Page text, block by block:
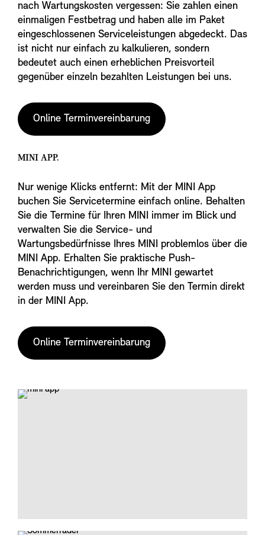
nach Wartungskosten vergessen: Sie zahlen einen
einmaligen Festbetrag und haben alle im Paket
eingeschlossenen Serviceleistungen abgedeckt. Das
ist nicht nur einfach zu kalkulieren, sondern
bedeutet auch einen erheblichen Preisvorteil
gegenüber einzeln bezahlten Leistungen bei uns.
Online Terminvereinbarung
MINI APP.
Nur wenige Klicks entfernt: Mit der MINI App
buchen Sie Servicetermine einfach online. Behalten
Sie die Termine für Ihren MINI immer im Blick und
verwalten Sie die Service- und
Wartungsbedürfnisse Ihres MINI problemlos über die
MINI App. Erhalten Sie praktische Push-
Benachrichtigungen, wenn Ihr MINI gewartet
werden muss und vereinbaren Sie den Termin direkt
in der MINI App.
Online Terminvereinbarung